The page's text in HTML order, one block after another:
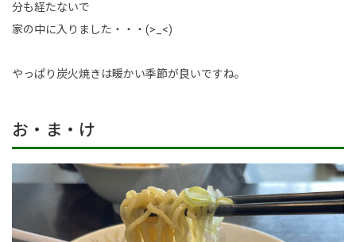
分も経たないで
家の中に入りました・・・(>_<)
やっぱり炭火焼きは暖かい季節が良いですね。
お・ま・け